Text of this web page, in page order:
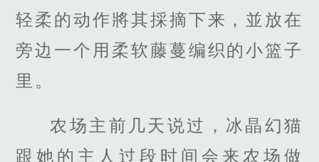
轻柔的动作將其採摘下来，並放在
旁边一个用柔软藤蔓编织的小篮子
里。
农场主前几天说过，冰晶幻猫
跟她的主人过段时间会来农场做